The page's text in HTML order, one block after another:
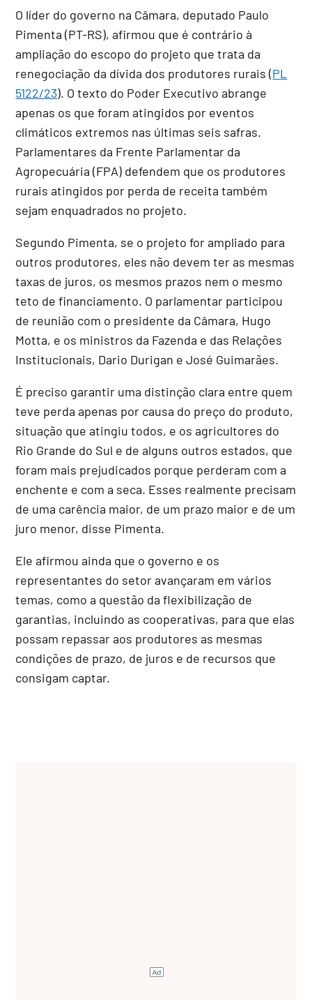
O líder do governo na Câmara, deputado Paulo
Pimenta (PT-RS), afirmou que é contrário à
ampliação do escopo do projeto que trata da
renegociação da dívida dos produtores rurais (PL
5122/23). O texto do Poder Executivo abrange
apenas os que foram atingidos por eventos
climáticos extremos nas últimas seis safras.
Parlamentares da Frente Parlamentar da
Agropecuária (FPA) defendem que os produtores
rurais atingidos por perda de receita também
sejam enquadrados no projeto.
Segundo Pimenta, se o projeto for ampliado para
outros produtores, eles não devem ter as mesmas
taxas de juros, os mesmos prazos nem o mesmo
teto de financiamento. O parlamentar participou
de reunião com o presidente da Câmara, Hugo
Motta, e os ministros da Fazenda e das Relações
Institucionais, Dario Durigan e José Guimarães.
É preciso garantir uma distinção clara entre quem
teve perda apenas por causa do preço do produto,
situação que atingiu todos, e os agricultores do
Rio Grande do Sul e de alguns outros estados, que
foram mais prejudicados porque perderam com a
enchente e com a seca. Esses realmente precisam
de uma carência maior, de um prazo maior e de um
juro menor, disse Pimenta.
Ele afirmou ainda que o governo e os
representantes do setor avançaram em vários
temas, como a questão da flexibilização de
garantias, incluindo as cooperativas, para que elas
possam repassar aos produtores as mesmas
condições de prazo, de juros e de recursos que
consigam captar.